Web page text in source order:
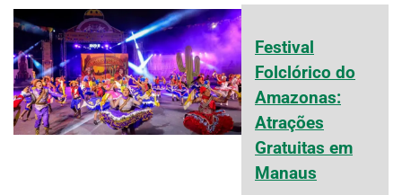
Festival
Folclórico do
Amazonas:
Atrações
Gratuitas em
Manaus